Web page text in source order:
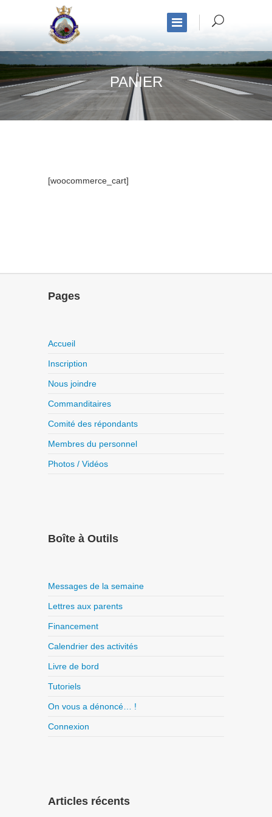
PANIER
[woocommerce_cart]
Pages
Accueil
Inscription
Nous joindre
Commanditaires
Comité des répondants
Membres du personnel
Photos / Vidéos
Boîte à Outils
Messages de la semaine
Lettres aux parents
Financement
Calendrier des activités
Livre de bord
Tutoriels
On vous a dénoncé… !
Connexion
Articles récents